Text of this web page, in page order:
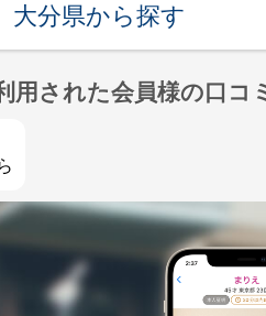
大分県から探す
用された会員様の口コ